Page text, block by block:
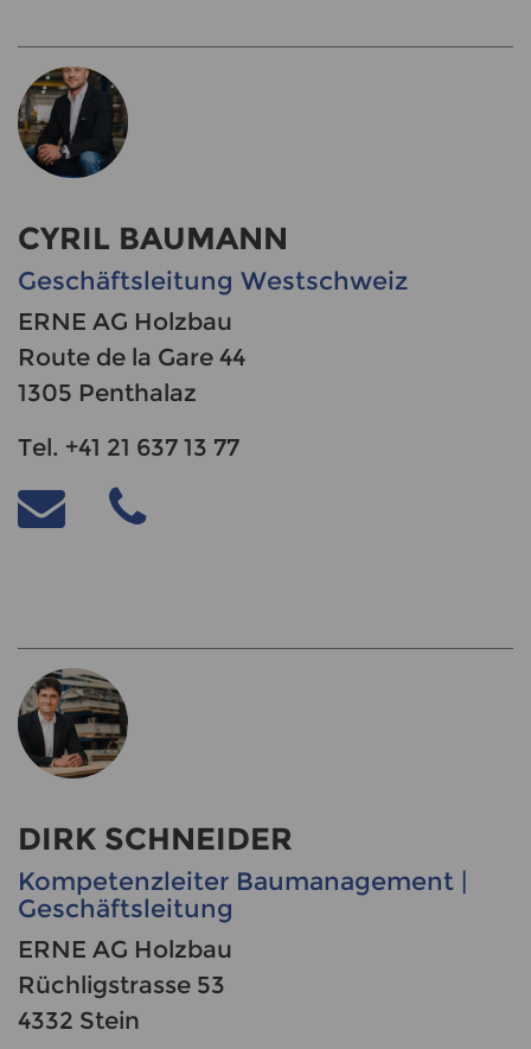
CYRIL BAUMANN
Geschäftsleitung Westschweiz
ERNE AG Holzbau
Route de la Gare 44
1305 Penthalaz
Tel. +41 21 637 13 77
DIRK SCHNEIDER
Kompetenzleiter Baumanagement |
Geschäftsleitung
ERNE AG Holzbau
Rüchligstrasse 53
4332 Stein